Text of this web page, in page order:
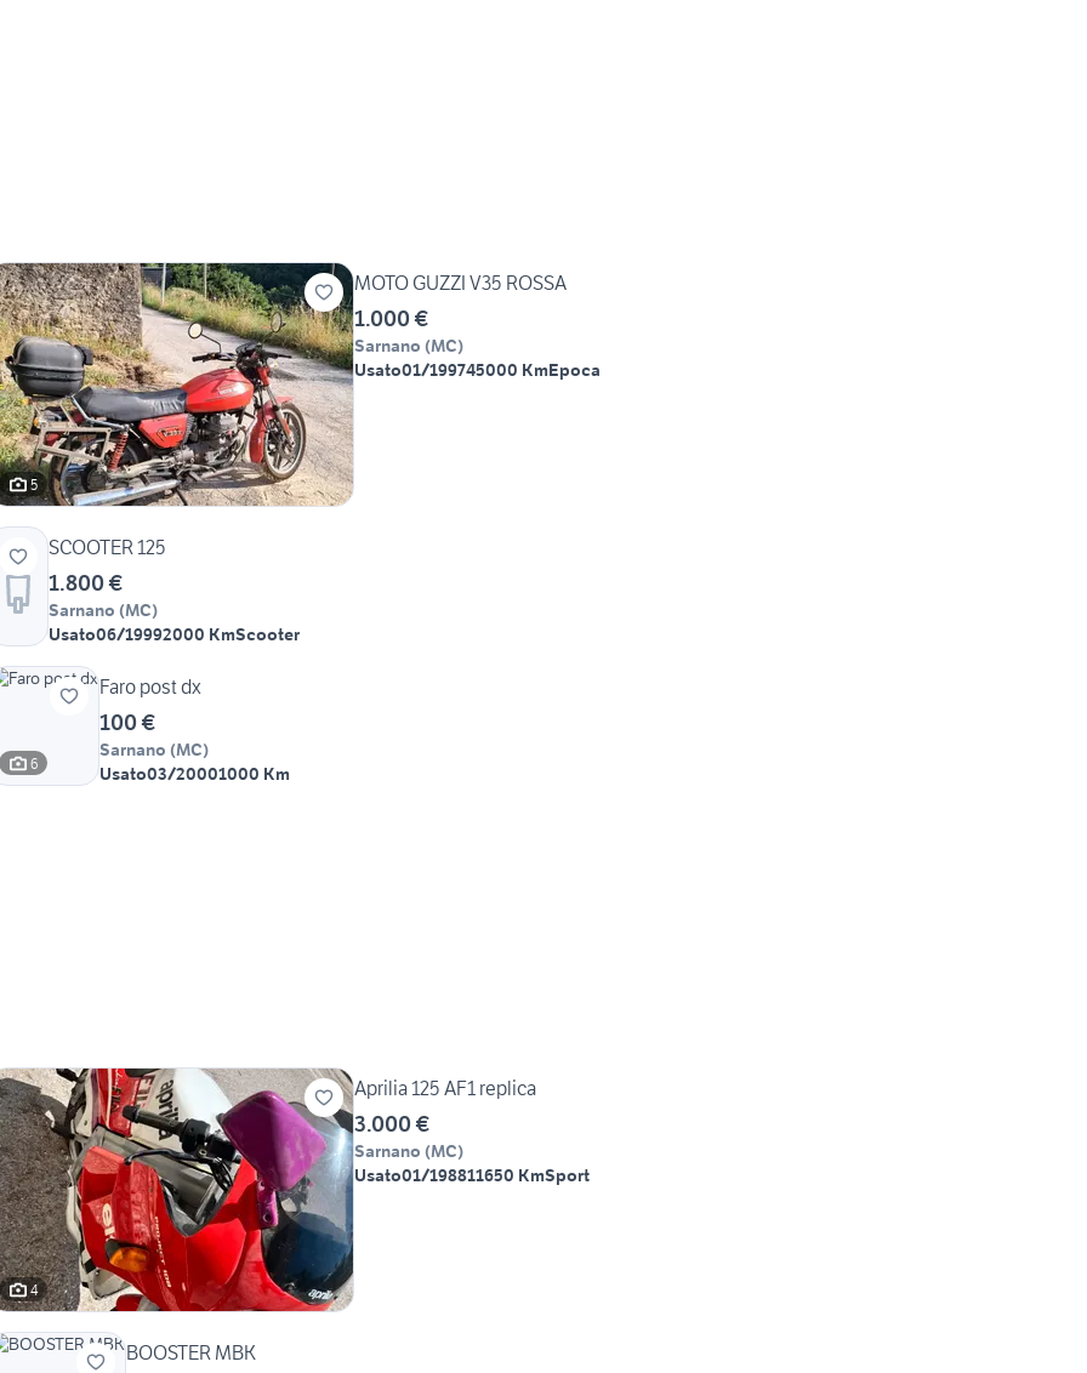
5
MOTO GUZZI V35 ROSSA
1.000 €
Sarnano (MC)
Usato01/199745000 KmEpoca
SCOOTER 125
1.800 €
Sarnano (MC)
Usato06/19992000 KmScooter
6
Faro post dx
100 €
Sarnano (MC)
Usato03/20001000 Km
4
Aprilia 125 AF1 replica
3.000 €
Sarnano (MC)
Usato01/198811650 KmSport
BOOSTER MBK